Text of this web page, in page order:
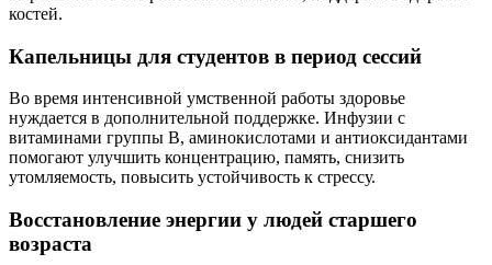
костей.
Капельницы для студентов в период сессий
Во время интенсивной умственной работы здоровье
нуждается в дополнительной поддержке. Инфузии с
витаминами группы B, аминокислотами и антиоксидантами
помогают улучшить концентрацию, память, снизить
утомляемость, повысить устойчивость к стрессу.
Восстановление энергии у людей старшего
возраста